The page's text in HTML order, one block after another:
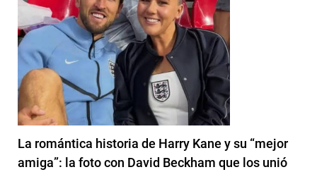
La romántica historia de Harry Kane y su “mejor
amiga”: la foto con David Beckham que los unió